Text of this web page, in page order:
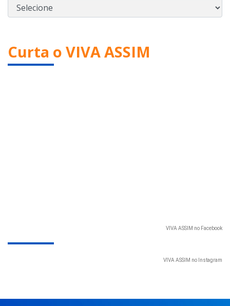
Curta o VIVA ASSIM
VIVA ASSIM no Facebook
VIVA ASSIM no Instagram